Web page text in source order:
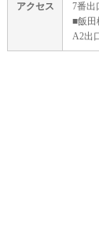
アクセス
7番出
■飯田
A2出